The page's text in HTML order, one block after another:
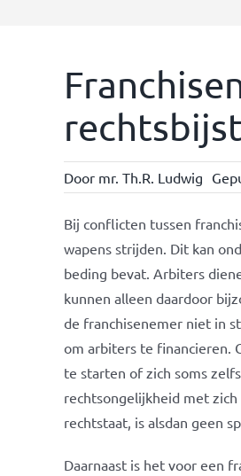
Door mr. Th.R. Ludwig
Bij conflicten tussen
wapens strijden. Dit kan
beding bevat. Arbiters
kunnen alleen daardoor
de franchisenemer niet in
om arbiters te financieren.
te starten of zich soms
rechtsongelijkheid met
rechtstaat, is alsdan geen
Daarnaast is het voor een